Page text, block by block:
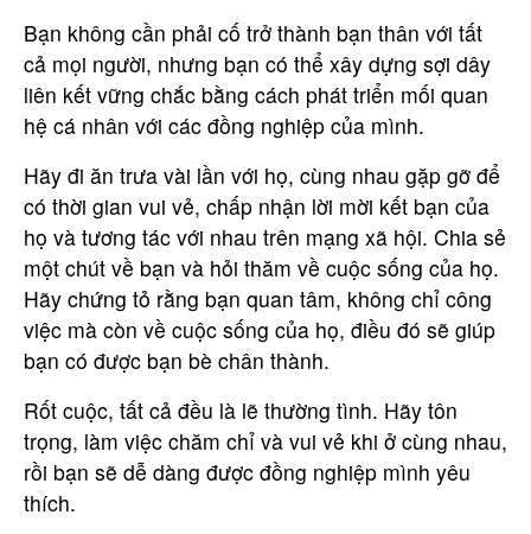
Bạn không cần phải cố trở thành bạn thân với tất
cả mọi người, nhưng bạn có thể xây dựng sợi dây
liên kết vững chắc bằng cách phát triển mối quan
hệ cá nhân với các đồng nghiệp của mình.
Hãy đi ăn trưa vài lần với họ, cùng nhau gặp gỡ để
có thời gian vui vẻ, chấp nhận lời mời kết bạn của
họ và tương tác với nhau trên mạng xã hội. Chia sẻ
một chút về bạn và hỏi thăm về cuộc sống của họ.
Hãy chứng tỏ rằng bạn quan tâm, không chỉ công
việc mà còn về cuộc sống của họ, điều đó sẽ giúp
bạn có được bạn bè chân thành.
Rốt cuộc, tất cả đều là lẽ thường tình. Hãy tôn
trọng, làm việc chăm chỉ và vui vẻ khi ở cùng nhau,
rồi bạn sẽ dễ dàng được đồng nghiệp mình yêu
thích.